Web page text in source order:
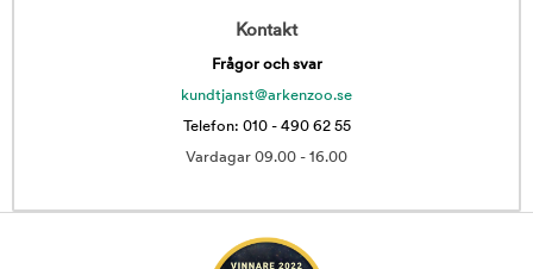
Kontakt
Frågor och svar
kundtjanst@arkenzoo.se
Telefon: 010 - 490 62 55
Vardagar 09.00 - 16.00